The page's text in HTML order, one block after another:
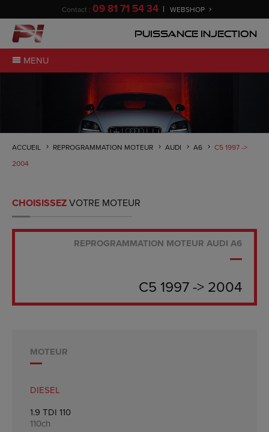
Contact : 09 81 71 54 34 WEBSHOP
Puissance Injection
MENU
ACCUEIL REPROGRAMMATION MOTEUR AUDI A6
C5 1997 ->
2004
CHOISISSEZVOTRE MOTEUR
REPROGRAMMATION MOTEUR AUDI A6
C5 1997 -> 2004
MOTEUR
DIESEL
1.9 TDI 110
110ch